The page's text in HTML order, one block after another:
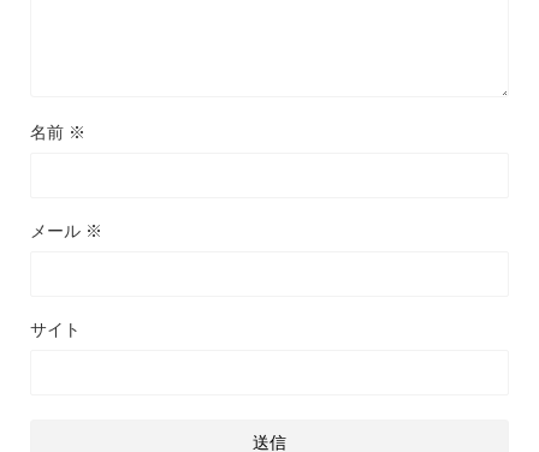
名前 ※
メール ※
サイト